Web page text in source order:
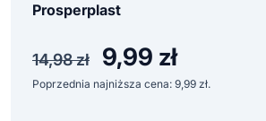
Prosperplast
14,98zł
Pierwotna
cena
wynosiła:
9,99 złAktualna
wynosi:
Poprzednia najniższa cena: 9,99 zł.